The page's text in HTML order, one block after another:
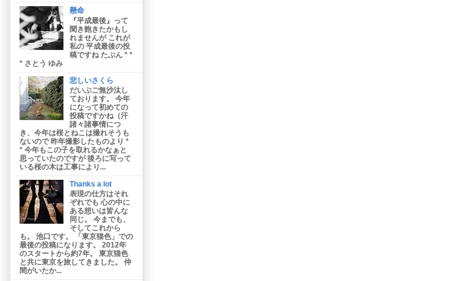
懸命
『平成最後』って
聞き飽きたかもし
れませんが これが
私の 平成最後の投
稿ですね たぶん * *
* さとう ゆみ
悲しいさくら
だいぶご無沙汰し
ております。 今年
になって初めての
投稿ですかね（汗
諸々諸事情につ
き、今年は桜とねこは撮れそうも
ないので 昨年撮影したものより *
* 今年もこの子を取れるかなぁと
思っていたのですが 後ろに写って
いる桜の木は工事により...
Thanks a lot
表現の仕方はそれ
ぞれでも 心の中に
ある想いは皆んな
同じ。 今までも、
そしてこれから
も。 池口です。 「東京猫色」での
最後の投稿になります。 2012年
のスタートから約7年。 東京猫色
と共に東京を旅してきました。 仲
間がいたか...